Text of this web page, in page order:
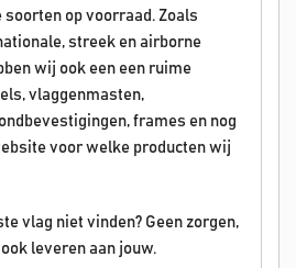
soorten op voorraad. Zoals
streek en airborne
wij ook een een ruime
vlaggenmasten,
frames en nog
voor welke producten wij
vlag niet vinden? Geen zorgen,
leveren aan jouw.